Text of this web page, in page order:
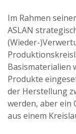
Im Rahmen
ASLAN
(Wieder-
Basismaterialien
Produkte
der Herstellung
werden, aber ein
aus einem